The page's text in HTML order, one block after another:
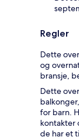
Regler
Dette
og
bransje,
Dette
for barn.
kontakter
de har et